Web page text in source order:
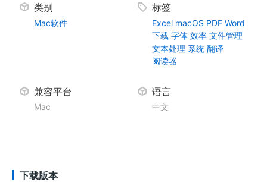
类别
Mac软件
标签
Excel macOS PDF Word
下载 字体 效率 文件管理
文本处理 系统 翻译
阅读器
兼容平台
Mac
语言
中文
下载版本